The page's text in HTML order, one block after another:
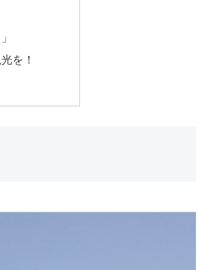
を！